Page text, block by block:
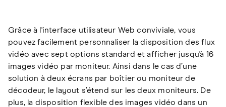
Grâce à l'interface utilisateur Web conviviale, vous
pouvez facilement personnaliser la disposition des flux
vidéo avec sept options standard et afficher jusqu'à 16
images vidéo par moniteur. Ainsi dans le cas d’une
solution à deux écrans par boîtier ou moniteur de
décodeur, le layout s’étend sur les deux moniteurs. De
plus, la disposition flexible des images vidéo dans un